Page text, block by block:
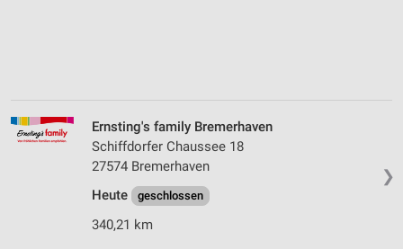
❯
Ernsting's family Bremerhaven
Schiffdorfer Chaussee 18
27574 Bremerhaven
Heute
geschlossen
340,21 km